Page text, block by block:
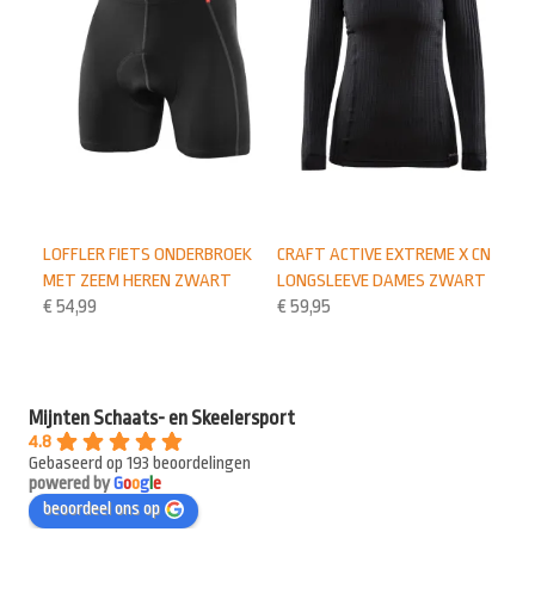
CRAFT ACTIVE EXTREME X CN
LONGSLEEVE DAMES ZWART
€ 59,95
LOFFLER FIETS ONDERBROEK
MET ZEEM HEREN ZWART
€ 54,99
Mijnten Schaats- en Skeelersport
4.8
Gebaseerd op 193 beoordelingen
powered byGooge
beoordeel ons op